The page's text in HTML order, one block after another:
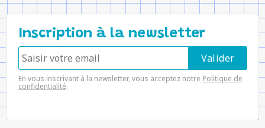
Inscription à la newsletter
En vous inscrivant à la newsletter, vous acceptez notre Politique de
confidentialité.